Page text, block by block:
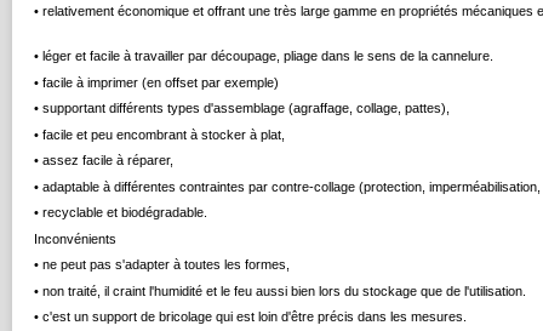
• relativement économique et offrant une très large gamme en propriétés
• léger et facile à travailler par découpage, pliage dans le sens de la cannelure.
• facile à imprimer (en offset par exemple)
• supportant différents types d'assemblage (agraffage, collage, pattes),
• facile et peu encombrant à stocker à plat,
• assez facile à réparer,
• adaptable à différentes contraintes par contre-collage (protection,
• recyclable et biodégradable.
Inconvénients
• ne peut pas s'adapter à toutes les formes,
• non traité, il craint l'humidité et le feu aussi bien lors du stockage que de l'utilisation.
• c'est un support de bricolage qui est loin d'être précis dans les mesures.